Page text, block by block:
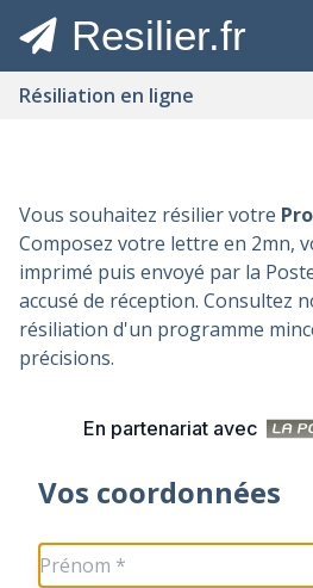
Resilier.fr
Résiliation en ligne
Vous souhaitez résilier votre
Composez votre lettre en 2mn,
imprimé puis envoyé par la
accusé de réception. Consultez
résiliation d'un programme
précisions.
En partenariat avec
Vos coordonnées